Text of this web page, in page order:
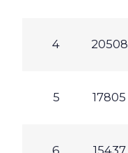
4 20508
5 17805
6 15437